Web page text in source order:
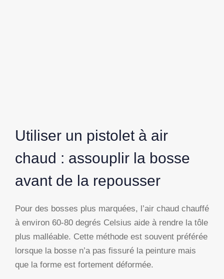
Utiliser un pistolet à air
chaud : assouplir la bosse
avant de la repousser
Pour des bosses plus marquées, l’air chaud chauffé
à environ 60-80 degrés Celsius aide à rendre la tôle
plus malléable. Cette méthode est souvent préférée
lorsque la bosse n’a pas fissuré la peinture mais
que la forme est fortement déformée.